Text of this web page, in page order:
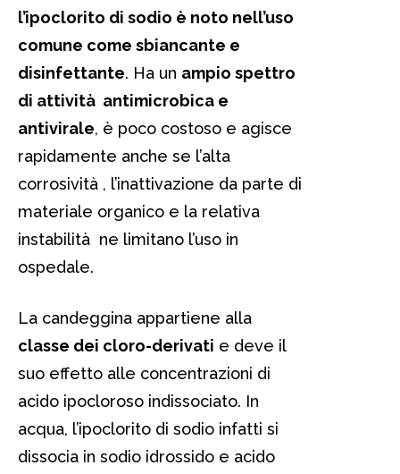
l’ipoclorito di sodio è noto nell’uso
comune come sbiancante e
disinfettante. Ha un ampio spettro
di attività antimicrobica e
antivirale, è poco costoso e agisce
rapidamente anche se l’alta
corrosività , l’inattivazione da parte di
materiale organico e la relativa
instabilità ne limitano l’uso in
ospedale.
La candeggina appartiene alla
classe dei cloro-derivati e deve il
suo effetto alle concentrazioni di
acido ipocloroso indissociato. In
acqua, l’ipoclorito di sodio infatti si
dissocia in sodio idrossido e acido